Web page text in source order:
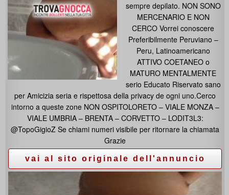
sempre depilato. NON SONO
MERCENARIO E NON
CERCO Vorrei conoscere
Preferibilmente Peruviano –
Peru, Latinoamericano
ATTIVO COETANEO o
MATURO MENTALMENTE
serio Educato Riservato sano
per Amicizia seria e rispettosa della privacy de ogni uno.Cerco
intorno a queste zone NON OSPITOLORETO – VIALE MONZA –
VIALE UMBRIA – BRENTA – CORVETTO – LODIT3L3:
@TopoGigioZ Se chiami numeri visibile per ritornare la chiamata
‬Grazie